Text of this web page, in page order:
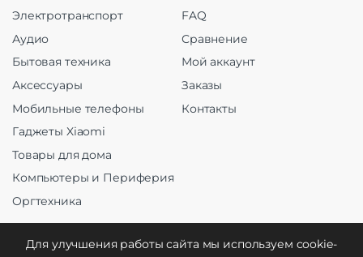
Электротранспорт
Аудио
Бытовая техника
Аксессуары
Мобильные телефоны
Гаджеты Xiaomi
Товары для дома
Компьютеры и Периферия
Оргтехника
FAQ
Сравнение
Мой аккаунт
Заказы
Контакты
Для улучшения работы сайта мы используем cookie-